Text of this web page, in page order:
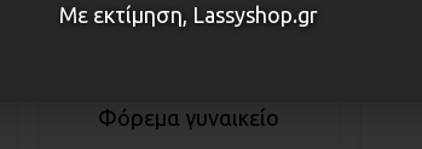
Φόρεμα γυναικείο
Με εκτίμηση, Lassyshop.gr